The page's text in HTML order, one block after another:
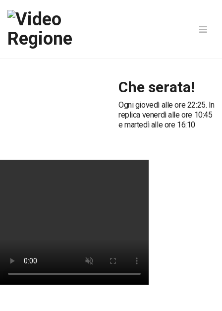
Che serata!
Ogni giovedì alle ore 22:25. In
replica venerdì alle ore 10:45
e martedì alle ore 16:10